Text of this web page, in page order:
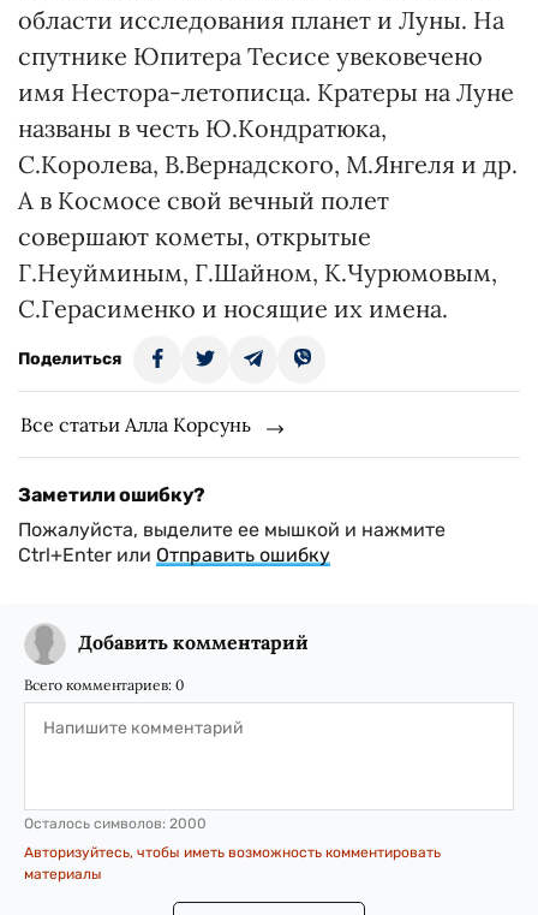
области исследования планет и Луны. На
спутнике Юпитера Тесисе увековечено
имя Нестора-летописца. Кратеры на Луне
названы в честь Ю.Кондратюка,
С.Королева, В.Вернадского, М.Янгеля и др.
А в Космосе свой вечный полет
совершают кометы, открытые
Г.Неуйминым, Г.Шайном, К.Чурюмовым,
С.Герасименко и носящие их имена.
Поделиться
Все статьи Алла Корсунь
Заметили ошибку?
Пожалуйста, выделите ее мышкой и нажмите
Ctrl+Enter или Отправить ошибку
Добавить комментарий
Всего комментариев: 0
Осталось символов: 2000
Авторизуйтесь, чтобы иметь возможность комментировать
материалы